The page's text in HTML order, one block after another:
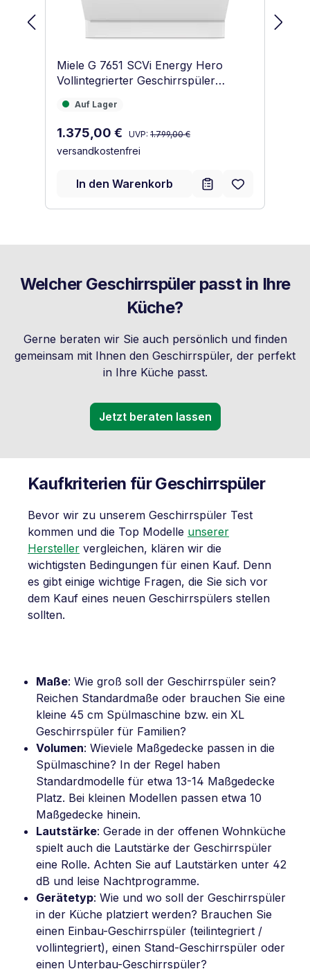
Miele G 7651 SCVi Energy Hero
Vollintegrierter Geschirrspüler
Auf Lager
Auf Lager
Verkaufspreis:
1.375,00 € Regulärer Preis:
UVP: 1.799,00 €
versandkostenfrei
In den Warenkorb
Welcher Geschirrspüler passt in Ihre
Küche?
Gerne beraten wir Sie auch persönlich und finden
gemeinsam mit Ihnen den Geschirrspüler, der perfekt
in Ihre Küche passt.
Jetzt beraten lassen
Kaufkriterien für Geschirrspüler
Bevor wir zu unserem Geschirrspüler Test
kommen und die Top Modelle unserer
Hersteller vergleichen, klären wir die
wichtigsten Bedingungen für einen Kauf. Denn
es gibt einige wichtige Fragen, die Sie sich vor
dem Kauf eines neuen Geschirrspülers stellen
sollten.
Maße: Wie groß soll der Geschirrspüler sein?
Reichen Standardmaße oder brauchen Sie eine
kleine 45 cm Spülmaschine bzw. ein XL
Geschirrspüler für Familien?
Volumen: Wieviele Maßgedecke passen in die
Spülmaschine? In der Regel haben
Standardmodelle für etwa 13-14 Maßgedecke
Platz. Bei kleinen Modellen passen etwa 10
Maßgedecke hinein.
Lautstärke: Gerade in der offenen Wohnküche
spielt auch die Lautstärke der Geschirrspüler
eine Rolle. Achten Sie auf Lautstärken unter 42
dB und leise Nachtprogramme.
Gerätetyp: Wie und wo soll der Geschirrspüler
in der Küche platziert werden? Brauchen Sie
einen Einbau-Geschirrspüler (teilintegriert /
vollintegriert), einen Stand-Geschirrspüler oder
einen Unterbau-Geschirrspüler?